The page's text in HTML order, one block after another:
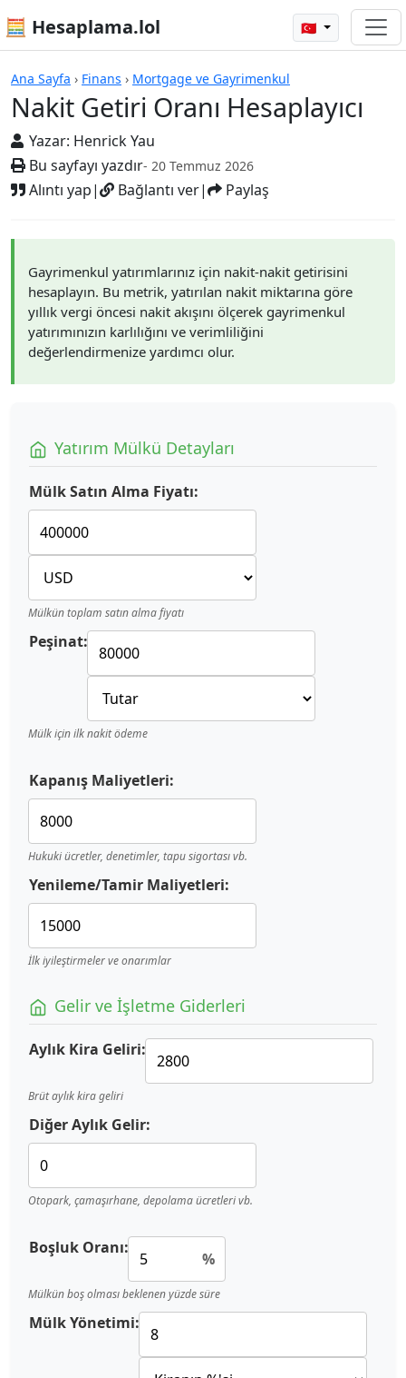
🧮 Hesaplama.lol 🇹🇷
Ana Sayfa › Finans › Mortgage ve Gayrimenkul
Nakit Getiri Oranı Hesaplayıcı
Yazar: Henrick Yau
Bu sayfayı yazdır- 20 Temmuz 2026
Alıntı yap| Bağlantı ver| Paylaş
Hesap Makineleri
Gayrimenkul yatırımlarınız için nakit-nakit getirisini
hesaplayın. Bu metrik, yatırılan nakit miktarına göre
yıllık vergi öncesi nakit akışını ölçerek gayrimenkul
yatırımınızın karlılığını ve verimliliğini
değerlendirmenize yardımcı olur.
Yatırım Mülkü Detayları
Mülk Satın Alma Fiyatı:
Mülkün toplam satın alma fiyatı
Peşinat:
Mülk için ilk nakit ödeme
Kapanış Maliyetleri:
Hukuki ücretler, denetimler, tapu sigortası vb.
Yenileme/Tamir Maliyetleri:
İlk iyileştirmeler ve onarımlar
Gelir ve İşletme Giderleri
Aylık Kira Geliri:
Brüt aylık kira geliri
Diğer Aylık Gelir:
Otopark, çamaşırhane, depolama ücretleri vb.
Boşluk Oranı:
%
Mülkün boş olması beklenen yüzde süre
Mülk Yönetimi: